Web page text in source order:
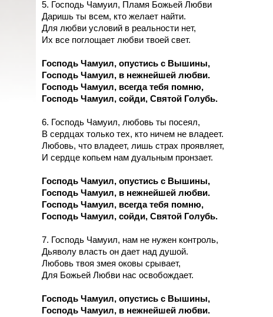
5. Господь Чамуил, Пламя Божьей Любви
Даришь ты всем, кто желает найти.
Для любви условий в реальности нет,
Их все поглощает любви твоей свет.
Господь Чамуил, опустись с Вышины,
Господь Чамуил, в нежнейшей любви.
Господь Чамуил, всегда тебя помню,
Господь Чамуил, сойди, Святой Голубь.
6. Господь Чамуил, любовь ты посеял,
В сердцах только тех, кто ничем не владеет.
Любовь, что владеет, лишь страх проявляет,
И сердце копьем нам дуальным пронзает.
Господь Чамуил, опустись с Вышины,
Господь Чамуил, в нежнейшей любви.
Господь Чамуил, всегда тебя помню,
Господь Чамуил, сойди, Святой Голубь.
7. Господь Чамуил, нам не нужен контроль,
Дьяволу власть он дает над душой.
Любовь твоя змея оковы срывает,
Для Божьей Любви нас освобождает.
Господь Чамуил, опустись с Вышины,
Господь Чамуил, в нежнейшей любви.